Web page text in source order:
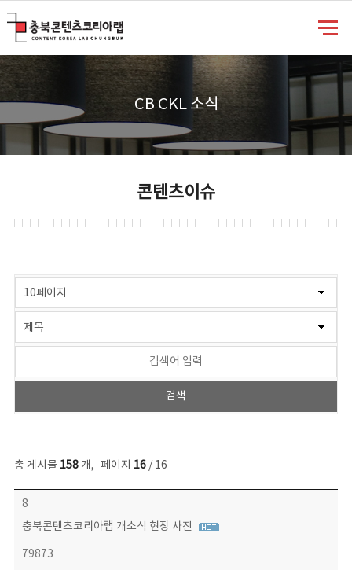
CB CKL 소식
콘텐츠이슈
총 게시물 158개, 페이지 16/ 16
콘텐츠이슈 목록 - 번호, 제목, 작성자, 파일, 조회수, 작성일 정보 제공
8
충북콘텐츠코리아랩 개소식 현장 사진
79873